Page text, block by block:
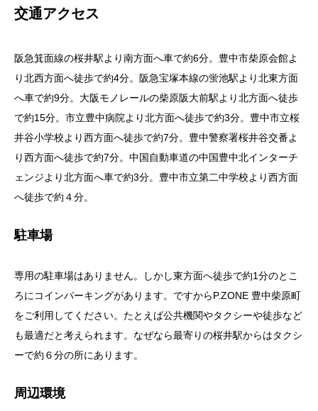
交通アクセス
阪急箕面線の桜井駅より南方面へ車で約6分。豊中市柴原会館よ
り北西方面へ徒歩で約4分。阪急宝塚本線の蛍池駅より北東方面
へ車で約9分。大阪モノレールの柴原阪大前駅より北方面へ徒歩
で約15分。市立豊中病院より北方面へ徒歩で約3分。豊中市立桜
井谷小学校より西方面へ徒歩で約7分。豊中警察署桜井谷交番よ
り西方面へ徒歩で約7分。中国自動車道の中国豊中北インターチ
ェンジより北方面へ車で約3分。豊中市立第二中学校より西方面
へ徒歩で約４分。
駐車場
専用の駐車場はありません。しかし東方面へ徒歩で約1分のとこ
ろにコインパーキングがあります。ですからP.ZONE 豊中柴原町
をご利用してください。たとえば公共機関やタクシーや徒歩など
も最適だと考えられます。なぜなら最寄りの桜井駅からはタクシ
ーで約６分の所にあります。
周辺環境